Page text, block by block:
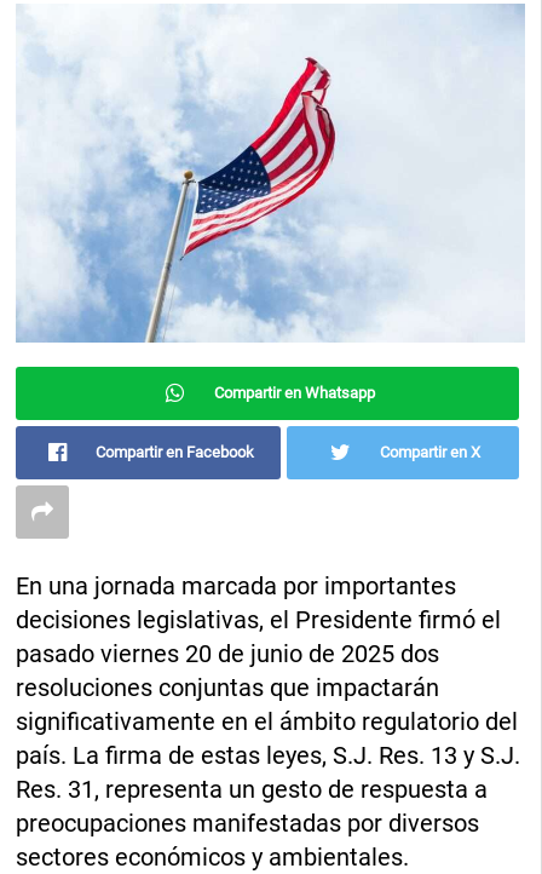
Compartir en Whatsapp
Compartir en Facebook Compartir en X
En una jornada marcada por importantes
decisiones legislativas, el Presidente firmó el
pasado viernes 20 de junio de 2025 dos
resoluciones conjuntas que impactarán
significativamente en el ámbito regulatorio del
país. La firma de estas leyes, S.J. Res. 13 y S.J.
Res. 31, representa un gesto de respuesta a
preocupaciones manifestadas por diversos
sectores económicos y ambientales.